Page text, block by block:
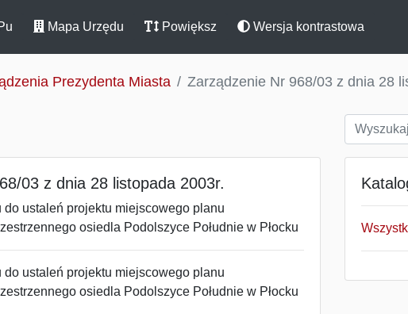
Mapa Urzędu Powiększ Wersja kontrastowa
Prezydenta Miasta Zarządzenie Nr 968/03 z dnia 28
03 z dnia 28 listopada 2003r.
do ustaleń projektu miejscowego planu
osiedla Podolszyce Południe w Płocku
do ustaleń projektu miejscowego planu
osiedla Podolszyce Południe w Płocku